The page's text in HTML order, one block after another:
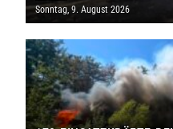
Sonntag, 9. August 2026